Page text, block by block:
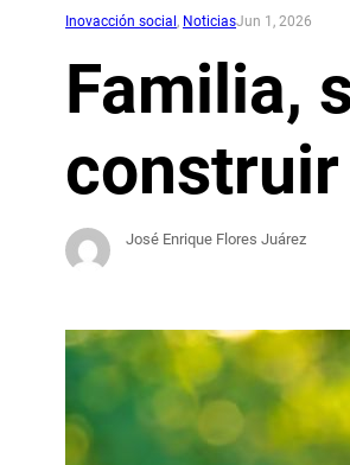
Inovacción social NoticiasJun 1, 2026
Familia,
José Enrique Flores Juárez